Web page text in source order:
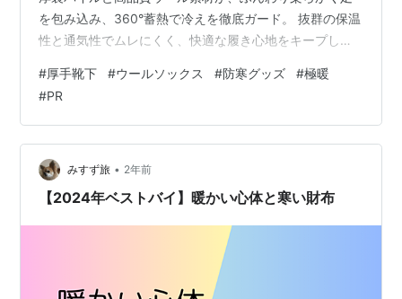
を包み込み、360°蓄熱で冷えを徹底ガード。 抜群の保温
性と通気性でムレにくく、快適な履き心地をキープしま
も快適。 伸縮性がありフィット感も◎。 室内用はもちろ
ん、登山・キャンプなどのアウトドアや寒冷地旅行にも
最適な防寒靴下です。 サイズは24〜28cm対応でユニセ
ックスにも使えます。 https://amzn.to/4qrE5C6
#厚手靴下 #ウールソックス #防寒グッズ #極暖
#PR
みすず旅 • 2年前
【2024年ベストバイ】暖かい心体と寒い財布